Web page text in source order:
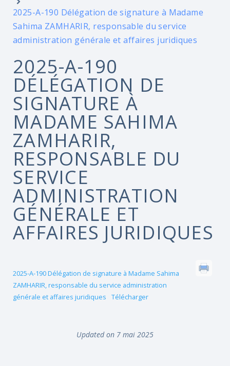
2025-A-190 Délégation de signature à Madame
Sahima ZAMHARIR, responsable du service
administration générale et affaires juridiques
2025-A-190
DÉLÉGATION DE
SIGNATURE À
MADAME SAHIMA
ZAMHARIR,
RESPONSABLE DU
SERVICE
ADMINISTRATION
GÉNÉRALE ET
AFFAIRES JURIDIQUES
2025-A-190 Délégation de signature à Madame Sahima
ZAMHARIR, responsable du service administration
générale et affaires juridiques
Télécharger
Updated on 7 mai 2025